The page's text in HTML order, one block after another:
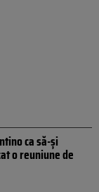
ca să-și
o reuniune de